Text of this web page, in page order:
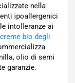
nella
ipoallergenici
intolleranze ai
bio degli
olio di semi
garanzie.